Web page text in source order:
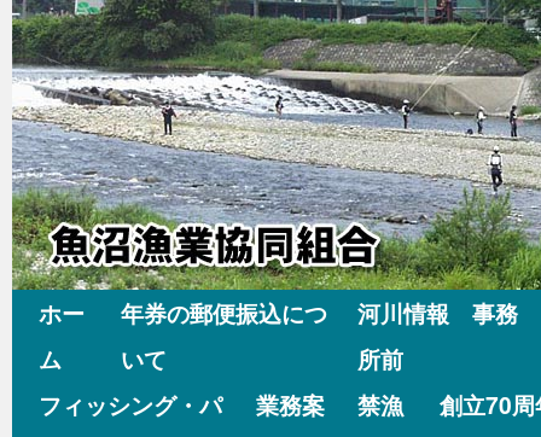
ホー
ム
年券の郵便振込につ
いて
河川情報 事務
所前
フィッシング・パ
業務案
禁漁
創立70